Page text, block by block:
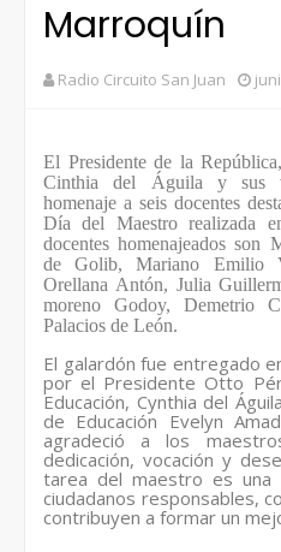
Marroquín
Radio Circuito San Juan
El Presidente de la
Cinthia del Águila y sus
homenaje a seis docentes
Día del Maestro realizada
docentes homenajeados son
de Golib, Mariano Emilio
Orellana Antón, Julia
moreno Godoy, Demetrio
Palacios de León.
El galardón fue entregado
por el Presidente Otto
Educación, Cynthia del
de Educación Evelyn
agradeció a los
dedicación, vocación y
tarea del maestro es una
ciudadanos responsables,
contribuyen a formar un